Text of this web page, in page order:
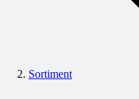
Sortiment